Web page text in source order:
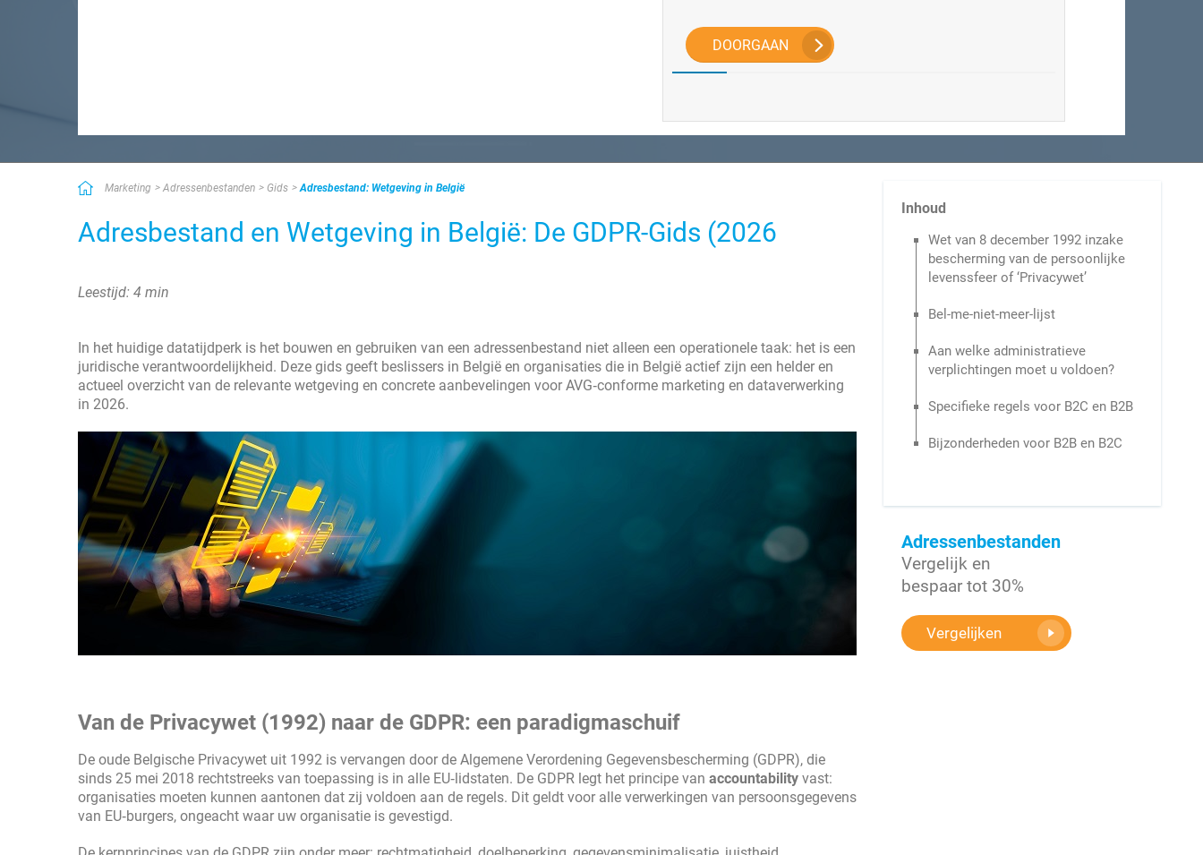
DOORGAAN
Marketing Adressenbestanden Gids Adresbestand: Wetgeving in België
Adresbestand en Wetgeving in België: De GDPR-Gids (2026
Leestijd: 4 min
In het huidige datatijdperk is het bouwen en gebruiken van een adressenbestand niet alleen een operationele taak: het is een
juridische verantwoordelijkheid. Deze gids geeft beslissers in België en organisaties die in België actief zijn een helder en
actueel overzicht van de relevante wetgeving en concrete aanbevelingen voor AVG‑conforme marketing en dataverwerking
in 2026.
Van de Privacywet (1992) naar de GDPR: een paradigmaschuif
De oude Belgische Privacywet uit 1992 is vervangen door de Algemene Verordening Gegevensbescherming (GDPR), die
sinds 25 mei 2018 rechtstreeks van toepassing is in alle EU‑lidstaten. De GDPR legt het principe van accountability vast:
organisaties moeten kunnen aantonen dat zij voldoen aan de regels. Dit geldt voor alle verwerkingen van persoonsgegevens
van EU‑burgers, ongeacht waar uw organisatie is gevestigd.
Inhoud
Wet van 8 december 1992 inzake
bescherming van de persoonlijke
levenssfeer of ‘Privacywet’
Bel-me-niet-meer-lijst
Aan welke administratieve
verplichtingen moet u voldoen?
Specifieke regels voor B2C en B2B
Bijzonderheden voor B2B en B2C
Adressenbestanden
Vergelijk en
bespaar tot 30%
Vergelijken